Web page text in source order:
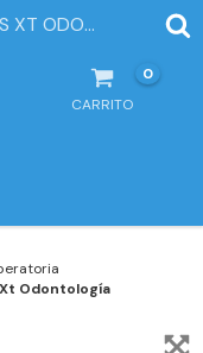
COMPOSITE Z250 3M 4GRAMOS XT ODONTOLOGÍA
CARRITO
0
Odontología